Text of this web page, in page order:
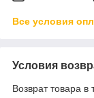
Все условия
Условия
Возврат товара в